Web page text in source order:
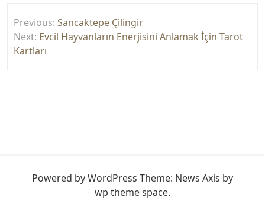
gezinmesi
Previous: Sancaktepe Çilingir
Next: Evcil Hayvanların Enerjisini Anlamak İçin Tarot
Kartları
Powered by WordPress Theme: News Axis by
wp theme space.